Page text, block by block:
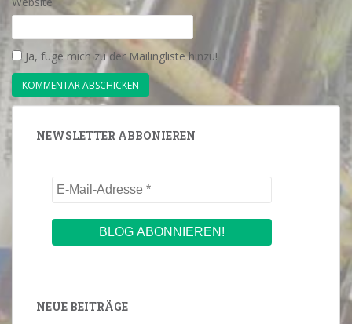
Ja, füge mich zu der Mailingliste hinzu!
NEWSLETTER ABBONIEREN
NEUE BEITRÄGE